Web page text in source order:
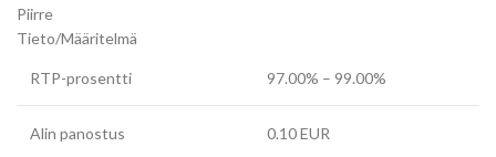
Piirre
Tieto/Määritelmä
RTP-prosentti 97.00% – 99.00%
Alin panostus 0.10 EUR